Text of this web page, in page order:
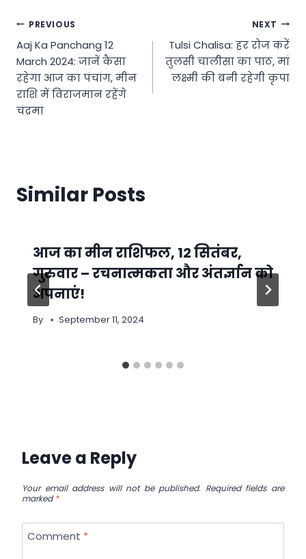
Post
navigation
PREVIOUS
Aaj Ka Panchang 12
March 2024: जानें कैसा
रहेगा आज का पंचांग, मीन
राशि में विराजमान रहेंगे
चंद्रमा
NEXT
Tulsi Chalisa: हर रोज करें
तुलसी चालीसा का पाठ, मां
लक्ष्मी की बनी रहेगी कृपा
Similar Posts
आज का मीन राशिफल, 12 सितंबर,
गुरुवार – रचनात्मकता और अंतर्ज्ञान को
अपनाएं!
By September 11, 2024
Leave a Reply
Your email address will not be published. Required fields are
marked*
Comment *